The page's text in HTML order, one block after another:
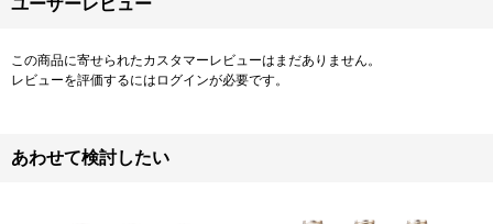
ユーザーレビュー
この商品に寄せられたカスタマーレビューはまだありません。
レビューを評価するには ログインが必要です。
あわせて検討したい